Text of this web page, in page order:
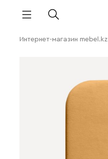
Интернет-магазин mebel.kz